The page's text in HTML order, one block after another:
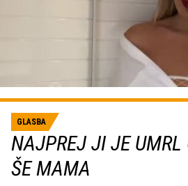
GLASBA
NAJPREJ JI JE UMRL
ŠE MAMA